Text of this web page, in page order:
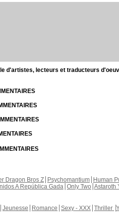
d'artistes, lecteurs et traducteurs
Dragon Bros Z Psychomantium Human
A República Gada Only Two Astaroth
Jeunesse Romance Sexy - XXX Thriller